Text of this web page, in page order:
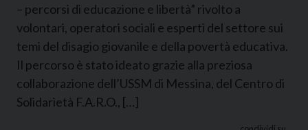
– percorsi di educazione e libertà” rivolto a
volontari, operatori sociali e esperti del settore sui
temi del disagio giovanile e della povertà educativa.
Il percorso è stato ideato grazie alla preziosa
collaborazione dell’USSM di Messina, del Centro di
Solidarietà F.A.R.O., […]